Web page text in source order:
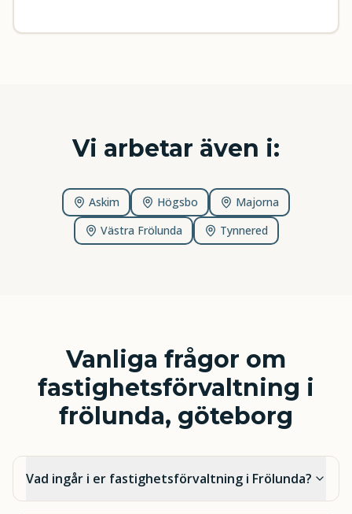
Vi arbetar även i:
Askim Högsbo
Majorna
Västra Frölunda
Tynnered
Vanliga frågor om
fastighetsförvaltning i
frölunda, göteborg
Vad ingår i er fastighetsförvaltning i Frölunda?